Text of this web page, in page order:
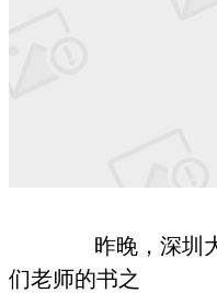
昨晚，深圳大
们老师的书之